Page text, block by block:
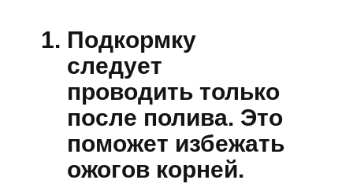
Подкормку
следует
проводить только
после полива. Это
поможет избежать
ожогов корней.